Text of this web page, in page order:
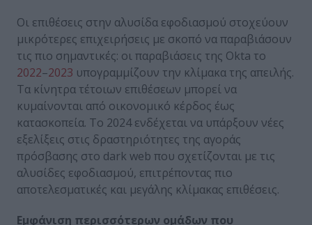
Οι επιθέσεις στην αλυσίδα εφοδιασμού στοχεύουν
μικρότερες επιχειρήσεις με σκοπό να παραβιάσουν
τις πιο σημαντικές: οι παραβιάσεις της Okta το
2022–2023 υπογραμμίζουν την κλίμακα της απειλής.
Τα κίνητρα τέτοιων επιθέσεων μπορεί να
κυμαίνονται από οικονομικό κέρδος έως
κατασκοπεία. Το 2024 ενδέχεται να υπάρξουν νέες
εξελίξεις στις δραστηριότητες της αγοράς
πρόσβασης στο dark web που σχετίζονται με τις
αλυσίδες εφοδιασμού, επιτρέποντας πιο
αποτελεσματικές και μεγάλης κλίμακας επιθέσεις.
Εμφάνιση περισσότερων ομάδων που